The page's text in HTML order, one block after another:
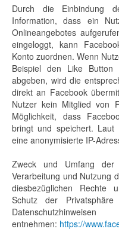
Durch die Einbindung
Information, dass ein
Onlineangebotes
eingeloggt, kann
Konto zuordnen. Wenn
Beispiel den Like Button
abgeben, wird die
direkt an Facebook
Nutzer kein Mitglied von
Möglichkeit, dass
bringt und speichert. Laut
eine anonymisierte IP-
Zweck und Umfang der
Verarbeitung und Nutzung
diesbezüglichen Rechte
Schutz der
entnehmen: https://